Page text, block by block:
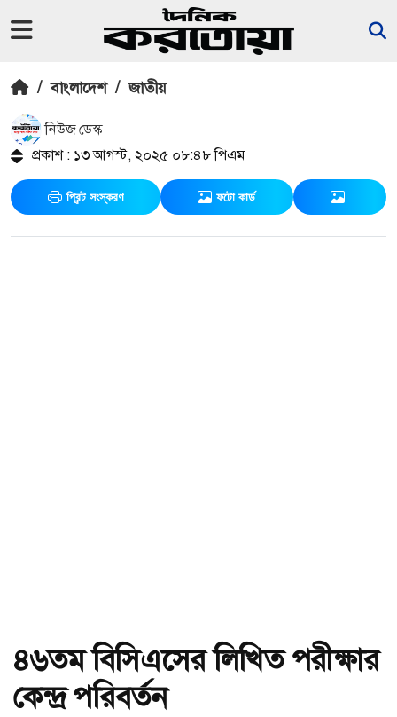
/ বাংলাদেশ / জাতীয়
নিউজ ডেস্ক
প্রকাশ : ১৩ আগস্ট, ২০২৫ ০৮:৪৮ পিএম
প্রিন্ট সংস্করণ ফটো কার্ড
৪৬তম বিসিএসের লিখিত পরীক্ষার
কেন্দ্র পরিবর্তন